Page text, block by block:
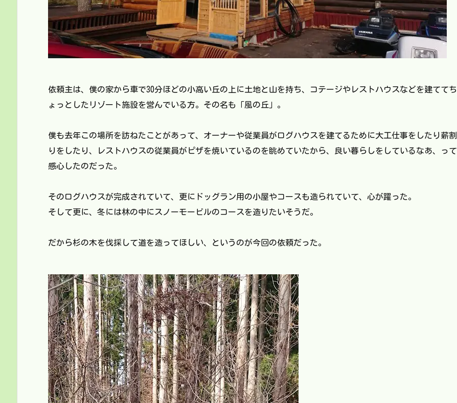
依頼主は、僕の家から車で30分ほどの小高い丘の上に土地と山を持ち、コテージやレストハウスなどを建ててち
ょっとしたリゾート施設を営んでいる方。その名も「風の丘」。
僕も去年この場所を訪ねたことがあって、オーナーや従業員がログハウスを建てるために大工仕事をしたり薪割
りをしたり、レストハウスの従業員がピザを焼いているのを眺めていたから、良い暮らしをしているなあ、って
感心したのだった。
そのログハウスが完成されていて、更にドッグラン用の小屋やコースも造られていて、心が躍った。
そして更に、冬には林の中にスノーモービルのコースを造りたいそうだ。
だから杉の木を伐採して道を造ってほしい、というのが今回の依頼だった。